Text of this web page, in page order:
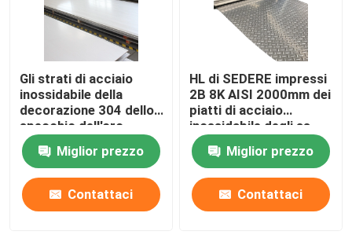
Gli strati di acciaio
inossidabile della
decorazione 304 dello
specchio dell'oro
placcano 3mm lucidati
Miglior prezzo
Contattaci
HL di SEDERE impressi
2B 8K AISI 2000mm dei
piatti di acciaio
inossidabile degli ss
304
Miglior prezzo
Contattaci